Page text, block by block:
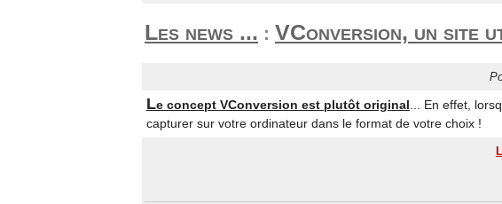
Les news ... : VConversion, un site
Le concept VConversion est plutôt original ... En effet,
capturer sur votre ordinateur dans le format de votre choix !